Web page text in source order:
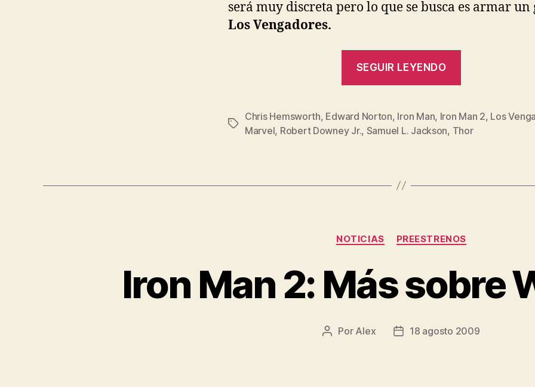
será muy discreta pero lo que se busca es armar un
Los Vengadores.
SEGUIR LEYENDO
como
Nick
Etiquetas
Chris Hemsworth, Edward Norton, Iron Man, Iron Man 2, Los
Marvel, Robert Downey Jr., Samuel L. Jackson, Thor
Categorías
NOTICIAS PREESTRENOS
Iron Man 2: Más sobre
Autor
Por Alex
Fecha18 agosto 2009